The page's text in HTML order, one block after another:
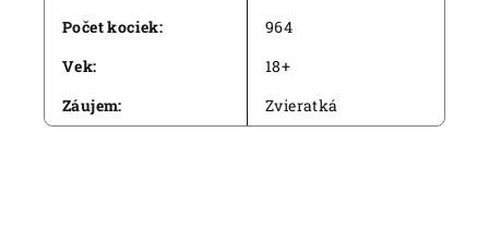
Počet kociek:
964
Vek:
18+
Záujem: Zvieratká